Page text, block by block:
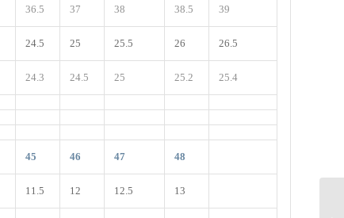
36.5 37 38 38.5 39
24.5 25 25.5 26 26.5
24.3 24.5 25 25.2 25.4
45 46 47 48
11.5 12 12.5 13